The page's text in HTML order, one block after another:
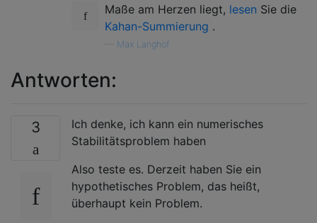
Maße am Herzen liegt, lesen Sie die
Kahan-Summierung .
Max Langhof
Antworten:
3
Ich denke, ich kann ein numerisches
Stabilitätsproblem haben
Also teste es. Derzeit haben Sie ein
hypothetisches Problem, das heißt,
überhaupt kein Problem.